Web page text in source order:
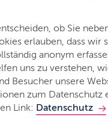
ob Sie
erlauben, dass wir
anonym
uns zu verstehen,
Besucher unsere
zum Datenschutz
Link: Datenschutz
für
Forschung